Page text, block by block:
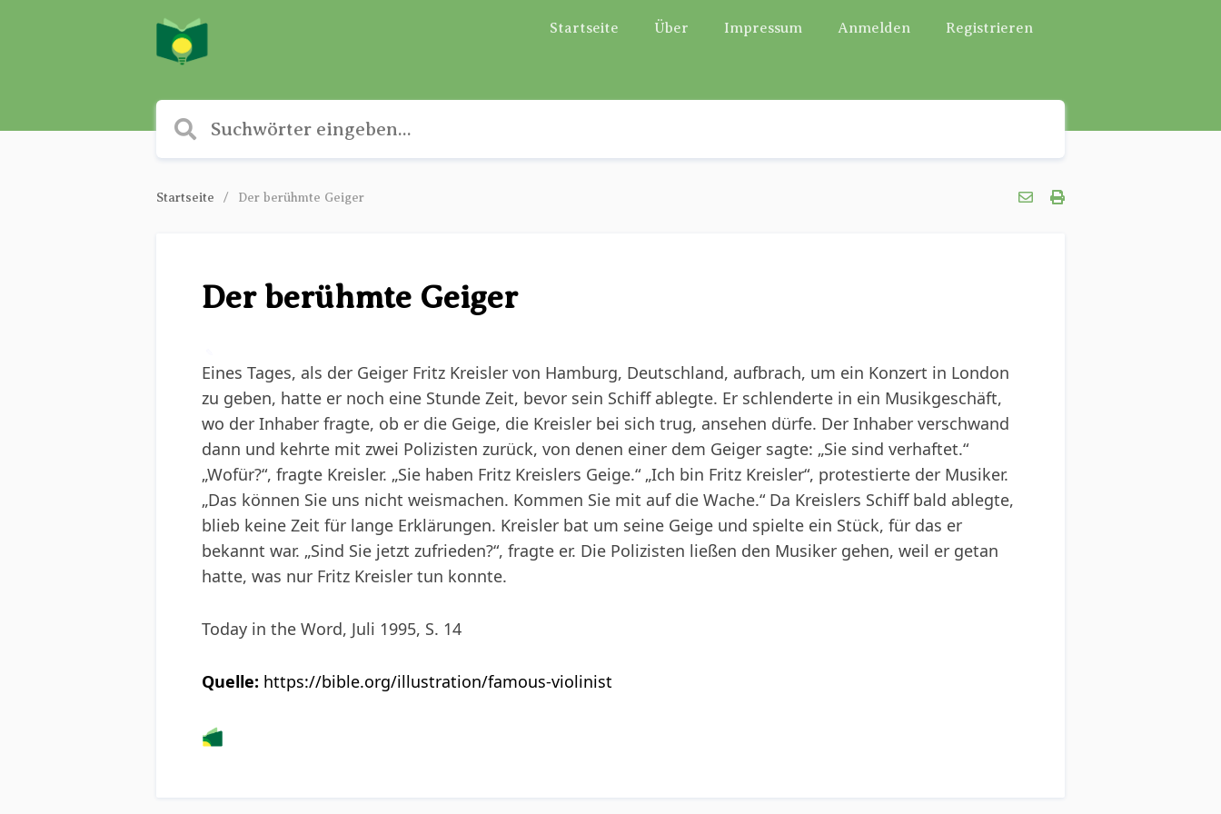
Startseite Über Impressum Anmelden Registrieren
Startseite Der berühmte Geiger
Der berühmte Geiger
Eines Tages, als der Geiger Fritz Kreisler von Hamburg, Deutschland, aufbrach, um ein Konzert in London
zu geben, hatte er noch eine Stunde Zeit, bevor sein Schiff ablegte. Er schlenderte in ein Musikgeschäft,
wo der Inhaber fragte, ob er die Geige, die Kreisler bei sich trug, ansehen dürfe. Der Inhaber verschwand
dann und kehrte mit zwei Polizisten zurück, von denen einer dem Geiger sagte: „Sie sind verhaftet.“
„Wofür?“, fragte Kreisler. „Sie haben Fritz Kreislers Geige.“ „Ich bin Fritz Kreisler“, protestierte der Musiker.
„Das können Sie uns nicht weismachen. Kommen Sie mit auf die Wache.“ Da Kreislers Schiff bald ablegte,
blieb keine Zeit für lange Erklärungen. Kreisler bat um seine Geige und spielte ein Stück, für das er
bekannt war. „Sind Sie jetzt zufrieden?“, fragte er. Die Polizisten ließen den Musiker gehen, weil er getan
hatte, was nur Fritz Kreisler tun konnte.
Today in the Word, Juli 1995, S. 14
Quelle: https://bible.org/illustration/famous-violinist